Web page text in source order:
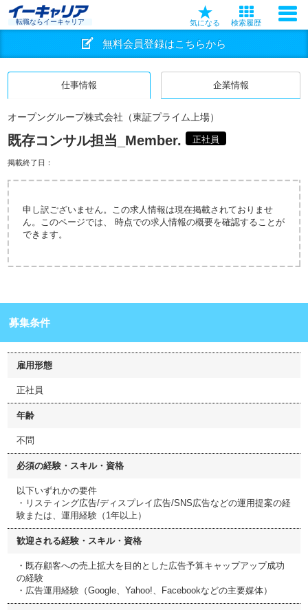
転職ならイーキャリア 気になる 検索履歴
無料会員登録はこちらから
仕事情報 企業情報
オープングループ株式会社（東証プライム上場）
既存コンサル担当_Member. 正社員
掲載終了日：
申し訳ございません。この求人情報は現在掲載されておりませ
ん。このページでは、 時点での求人情報の概要を確認することが
できます。
募集条件
雇用形態
正社員
年齢
不問
必須の経験・スキル・資格
以下いずれかの要件
・リスティング広告/ディスプレイ広告/SNS広告などの運用提案の経
験または、運用経験（1年以上）
歓迎される経験・スキル・資格
・既存顧客への売上拡大を目的とした広告予算キャップアップ成功
の経験
・広告運用経験（Google、Yahoo!、Facebookなどの主要媒体）